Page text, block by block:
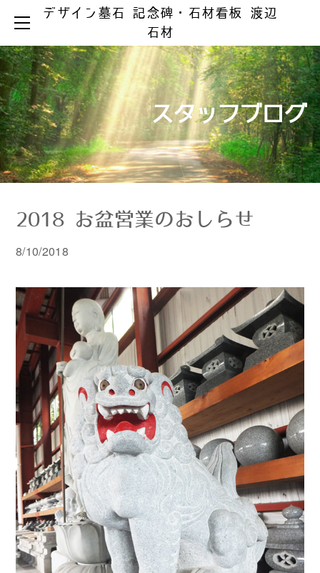
デザイン墓石 記念碑・石材看板 渡辺
石材
スタッフブログ
2018 お盆営業のおしらせ
8/10/2018
HOME
お墓ができるまで
お墓の知識
お手入れとマナー
製品ラインアップ
デザイン墓石
和型墓石
洋型・和洋型墓石
彫刻・石材看板
お墓のリフォーム
リフォーム事例集
器具の取替え
文字の色入れ
メジ補修・積替え
クリーニング
墓 誌
墓じまい
納骨の仕方
会社案内
霊園情報
お問い合わせ